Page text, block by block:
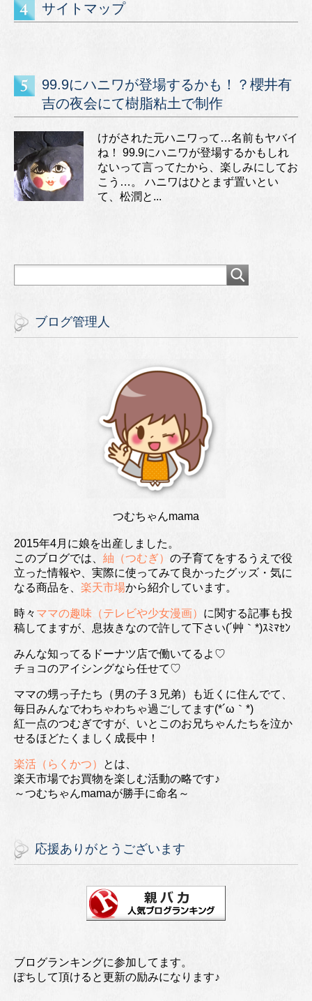
サイトマップ
99.9にハニワが登場するかも！？櫻井有
吉の夜会にて樹脂粘土で制作
けがされた元ハニワって…名前もヤバイ
ね！ 99.9にハニワが登場するかもしれ
ないって言ってたから、楽しみにしてお
こう…。 ハニワはひとまず置いとい
て、松潤と...
ブログ管理人
つむちゃんmama
2015年4月に娘を出産しました。
このブログでは、 紬（つむぎ） の子育てをするうえで役
立った情報や、実際に使ってみて良かったグッズ・気に
なる商品を、 楽天市場から紹介しています。
時々 ママの趣味（テレビや少女漫画） に関する記事も投
稿してますが、息抜きなので許して下さい(´艸｀*)ｽﾐﾏｾﾝ
みんな知ってるドーナツ店で働いてるよ♡
チョコのアイシングなら任せて♡
ママの甥っ子たち（男の子３兄弟）も近くに住んでて、
毎日みんなでわちゃわちゃ過ごしてます(*´ω｀*)
紅一点のつむぎですが、いとこのお兄ちゃんたちを泣か
せるほどたくましく成長中！
楽活（らくかつ）
とは、
楽天市場でお買物を楽しむ活動の略です♪
～つむちゃんmamaが勝手に命名～
応援ありがとうございます
ブログランキングに参加してます。
ぽちして頂けると更新の励みになります♪